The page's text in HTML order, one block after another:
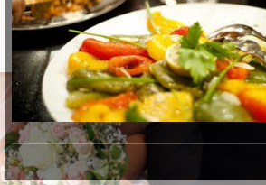
Impressum/ DSGVO